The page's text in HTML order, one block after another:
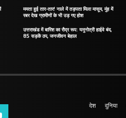
ममता हुई तार-तार! नाले में तड़पता मिला मासूम, मुंह में
रबर देख ग्रामीणों के भी उड़ गए होश
उत्तराखंड में बारिश का रौद्र रूप: यमुनोत्री हाईवे बंद,
85 सड़कें ठप, जनजीवन बेहाल
देश दुनिया